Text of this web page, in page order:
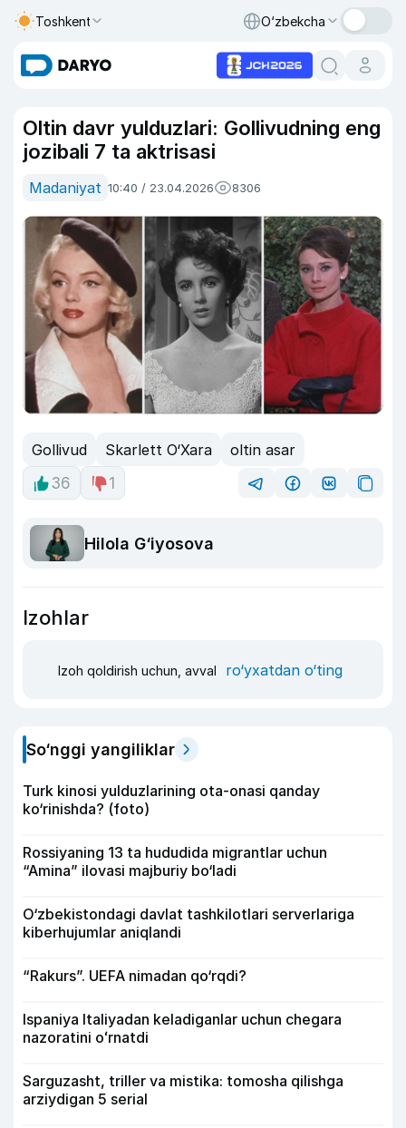
Toshkent O‘zbekcha
Oltin davr yulduzlari: Gollivudning eng
jozibali 7 ta aktrisasi
Madaniyat 10:40 / 23.04.2026 8306
Gollivud Skarlett O‘Xara
oltin asar
36
1
Hilola G‘iyosova
Izohlar
Izoh qoldirish uchun, avval ro‘yxatdan o‘ting
So‘nggi yangiliklar
Turk kinosi yulduzlarining ota-onasi qanday
ko‘rinishda? (foto)
Rossiyaning 13 ta hududida migrantlar uchun
“Amina” ilovasi majburiy bo‘ladi
O‘zbekistondagi davlat tashkilotlari serverlariga
kiberhujumlar aniqlandi
“Rakurs”. UEFA nimadan qo‘rqdi?
Ispaniya Italiyadan keladiganlar uchun chegara
nazoratini oʻrnatdi
Sarguzasht, triller va mistika: tomosha qilishga
arziydigan 5 serial